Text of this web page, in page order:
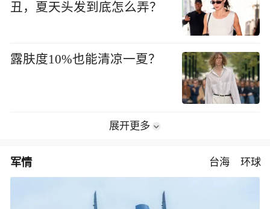
丑，夏天头发到底怎么弄？
露肤度10%也能清凉一夏？
展开更多
军情 台海 环球